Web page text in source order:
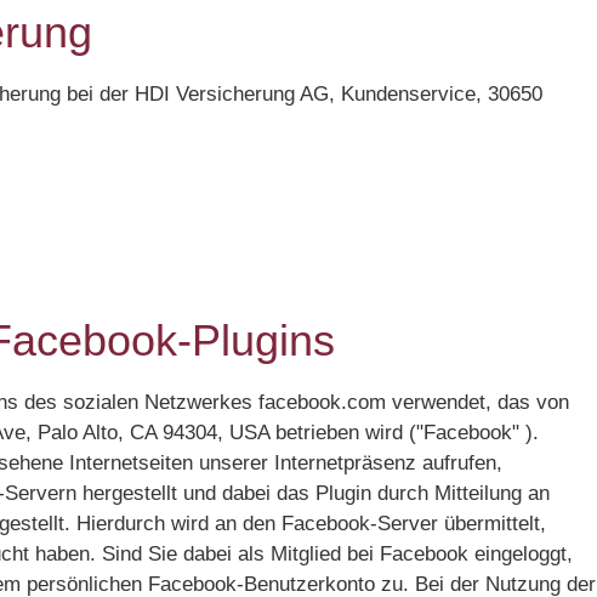
bei der HDI Versicherung AG, Kundenservice, 30650
Plugins
des sozialen Netzwerkes facebook.com verwendet, das von
Palo Alto, CA 94304, USA betrieben wird ("Facebook" ).
Internetseiten unserer Internetpräsenz aufrufen,
hergestellt und dabei das Plugin durch Mitteilung an
Hierdurch wird an den Facebook-Server übermittelt,
haben. Sind Sie dabei als Mitglied bei Facebook eingeloggt,
persönlichen Facebook-Benutzerkonto zu. Bei der Nutzung der